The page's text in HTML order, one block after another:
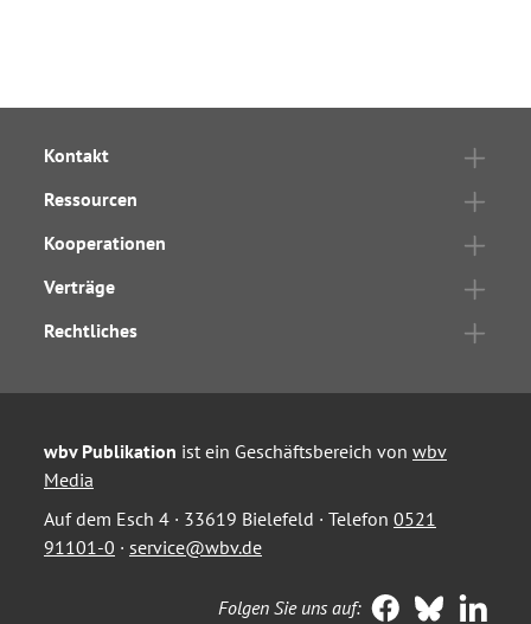
Kontakt
Ressourcen
Kooperationen
Verträge
Rechtliches
wbv Publikation ist ein Geschäftsbereich von wbv
Media
Auf dem Esch 4 · 33619 Bielefeld · Telefon 0521
91101-0 · service@wbv.de
Folgen Sie uns auf: